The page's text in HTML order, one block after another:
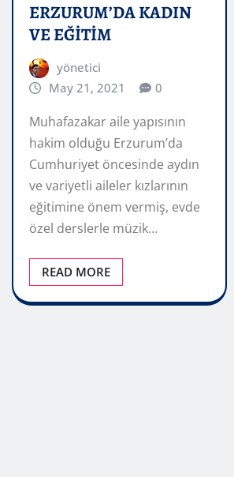
ERZURUM’DA KADIN
VE EĞİTİM
yönetici
May 21, 2021
0
Muhafazakar aile yapısının
hakim olduğu Erzurum’da
Cumhuriyet öncesinde aydın
ve variyetli aileler kızlarının
eğitimine önem vermiş, evde
özel derslerle müzik…
READ MORE